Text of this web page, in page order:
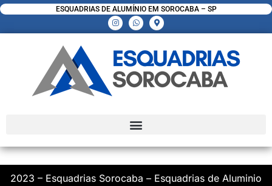
ESQUADRIAS DE ALUMÍNIO EM SOROCABA – SP
2023 – Esquadrias Sorocaba – Esquadrias de Aluminio